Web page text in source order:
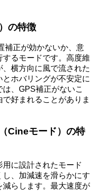
の特徴
補正が効かないか、意
るモードです。高度維
横方向に風で流された
ホバリングが不安定に
、GPS補正がないこ
好まれることがありま
Cineモード）の特
に設計されたモード
、加減速を滑らかにす
減らします。最大速度が